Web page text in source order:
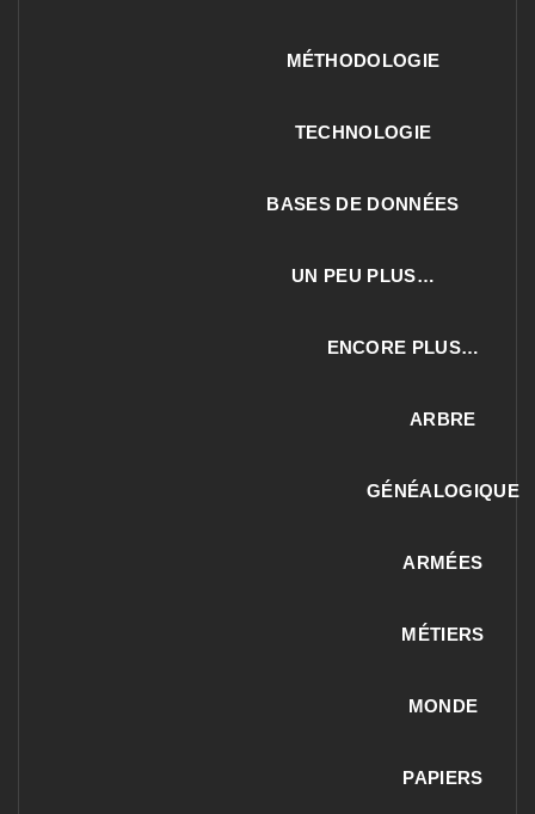
MÉTHODOLOGIE
TECHNOLOGIE
BASES DE DONNÉES
UN PEU PLUS…
ENCORE PLUS…
ARBRE
GÉNÉALOGIQUE
ARMÉES
MÉTIERS
MONDE
PAPIERS